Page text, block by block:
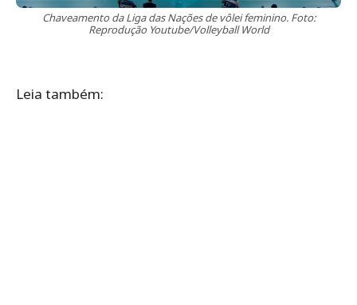
Chaveamento da Liga das Nações de vôlei feminino. Foto:
Reprodução Youtube/Volleyball World
Leia também: